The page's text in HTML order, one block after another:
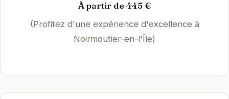
À partir de 445 €
(Profitez d'une expérience d'excellence à
Noirmoutier-en-l'Île)